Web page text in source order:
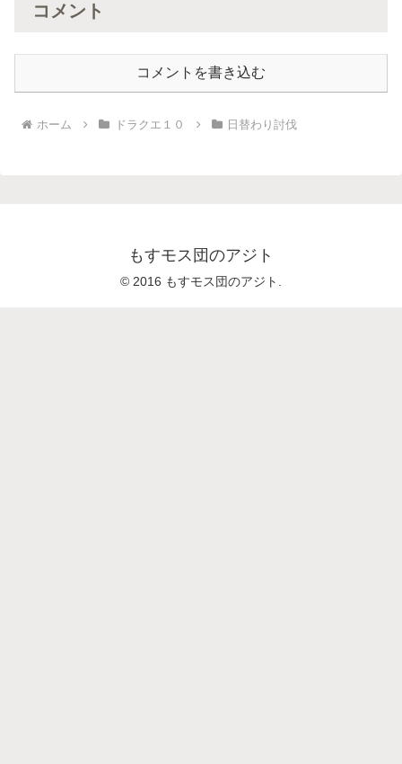
コメント
コメントを書き込む
ホーム ドラクエ１０ 日替わり討伐
もすモス団のアジト
© 2016 もすモス団のアジト.